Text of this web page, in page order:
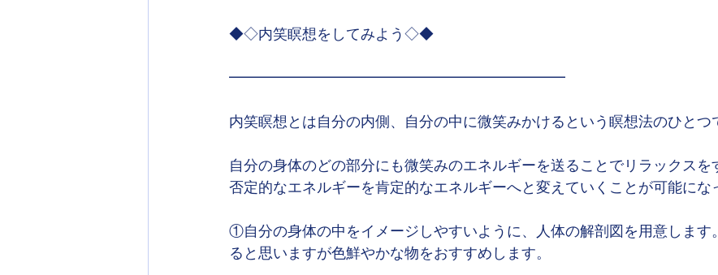
◆◇内笑瞑想をしてみよう◇◆
━━━━━━━━━━━━━━━━━━━━━━━
内笑瞑想とは自分の内側、自分の中に微笑みかけるという瞑想法のひとつ
自分の身体のどの部分にも微笑みのエネルギーを送ることでリラックスを
否定的なエネルギーを肯定的なエネルギーへと変えていくことが可能にな
①自分の身体の中をイメージしやすいように、人体の解剖図を用意します
ると思いますが色鮮やかな物をおすすめします。